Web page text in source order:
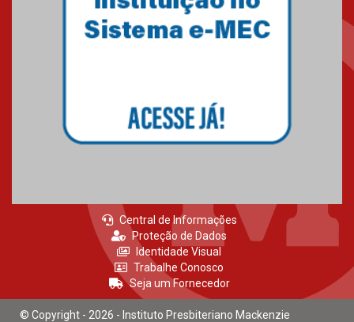
Central de Informações
Proteção de Dados
Identidade Visual
Trabalhe Conosco
Seja um Fornecedor
© Copyright - 2026 - Instituto Presbiteriano Mackenzie